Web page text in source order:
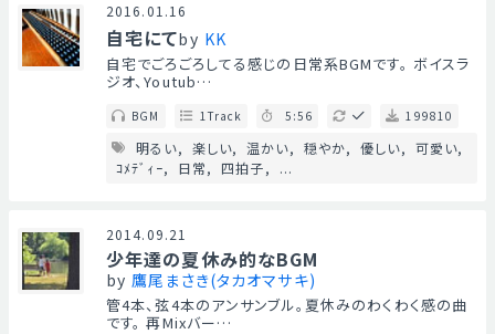
2016.01.16
自宅にてby KK
自宅でごろごろしてる感じの日常系BGMです。 ボイスラ
ジオ、Youtub…
BGM 1Track 5:56 199810
明るい 楽しい 温かい 穏やか 優しい
可愛い
ｺﾒﾃﾞｨｰ
日常 四拍子 ...
2014.09.21
少年達の夏休み的なBGM
by 鷹尾まさき(タカオマサキ)
管4本、弦4本のアンサンブル。夏休みのわくわく感の曲
です。 再Mixバー…